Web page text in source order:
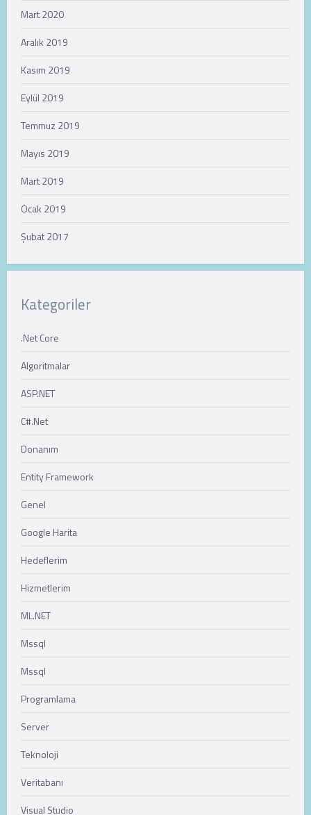
Mart 2020
Aralık 2019
Kasım 2019
Eylül 2019
Temmuz 2019
Mayıs 2019
Mart 2019
Ocak 2019
Şubat 2017
Kategoriler
.Net Core
Algoritmalar
ASP.NET
C#.Net
Donanım
Entity Framework
Genel
Google Harita
Hedeflerim
Hizmetlerim
ML.NET
Mssql
Mssql
Programlama
Server
Teknoloji
Veritabanı
Visual Studio